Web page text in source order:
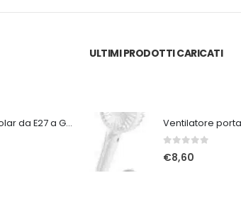
Adattatore Polar da E27 a GU9
ULTIMI PRODOTTI CARICATI
Su 5
€8,60